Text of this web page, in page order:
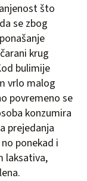
što
se zbog
krug
bulimije
vrlo malog
povremeno se
konzumira
prejedanja
ponekad i
laksativa,